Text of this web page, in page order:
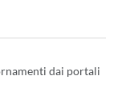
dai portali